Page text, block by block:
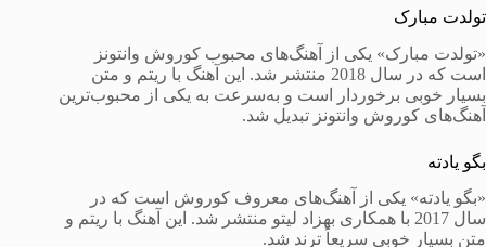
تولدت مبارک
«تولدت مبارک» یکی از آهنگ‌های محبوب کوروش وانتونز
است که در سال 2018 منتشر شد. این آهنگ با ریتم و متن
بسیار خوبی برخوردار است و به‌سرعت به یکی از محبوب‌ترین
آهنگ‌های کوروش وانتونز تبدیل شد.
بگو یادته
«بگو یادته» یکی از آهنگ‌های معروف کوروش است که در
سال 2017 با همکاری بهزاد لیتو منتشر شد. این آهنگ با ریتم و
متن بسیار خوبی سریعاً ترند شد.